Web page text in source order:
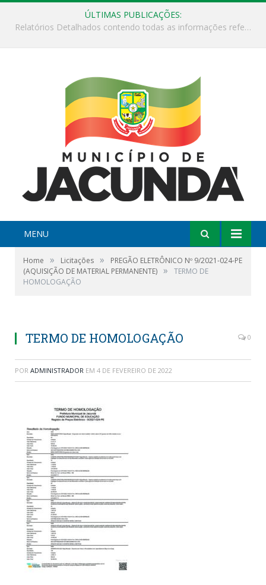
ÚLTIMAS PUBLICAÇÕES:
ESF Alto Paraíso é reinaugurada e passa a funcionar em horário estendido
MENU
Home » Licitações »
PREGÃO ELETRÔNICO Nº 9/2021-024-PE
(AQUISIÇÃO DE MATERIAL PERMANENTE) »
TERMO DE
HOMOLOGAÇÃO
TERMO DE HOMOLOGAÇÃO 0
POR ADMINISTRADOR EM 4 DE FEVEREIRO DE 2022